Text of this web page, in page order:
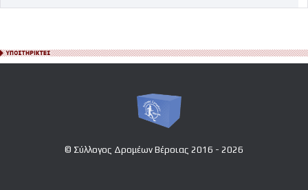
© Σύλλογος Δρομέων Βέροιας 2016 - 2026